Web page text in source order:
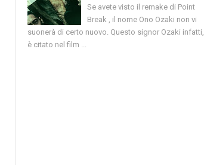
Se avete visto il remake di Point
Break , il nome Ono Ozaki non vi
suonerà di certo nuovo. Questo signor Ozaki infatti,
è citato nel film ...